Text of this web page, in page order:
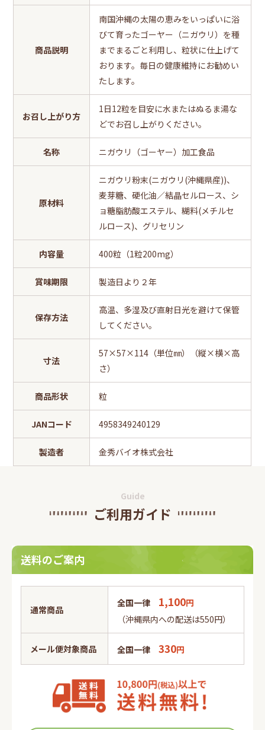
商品説明
南国沖縄の太陽の恵みをいっぱいに浴
びて育ったゴーヤー（ニガウリ）を種
までまるごと利用し、粒状に仕上げて
おります。毎日の健康維持にお勧めい
たします。
お召し上がり方
1日12粒を目安に水またはぬるま湯な
どでお召し上がりください。
名称 ニガウリ（ゴーヤー）加工食品
原材料
ニガウリ粉末(ニガウリ(沖縄県産))、
麦芽糖、硬化油／結晶セルロース、シ
ョ糖脂肪酸エステル、糊料(メチルセ
ルロース)、グリセリン
内容量 400粒（1粒200mg）
賞味期限 製造日より２年
保存方法
高温、多湿及び直射日光を避けて保管
してください。
寸法
57×57×114（単位㎜）（縦×横×高
さ）
商品形状 粒
JANコード 4958349240129
製造者 金秀バイオ株式会社
Guide
ご利用ガイド
送料のご案内
通常商品
全国一律 1,100円
（沖縄県内への配送は550円）
メール便対象商品 全国一律 330円